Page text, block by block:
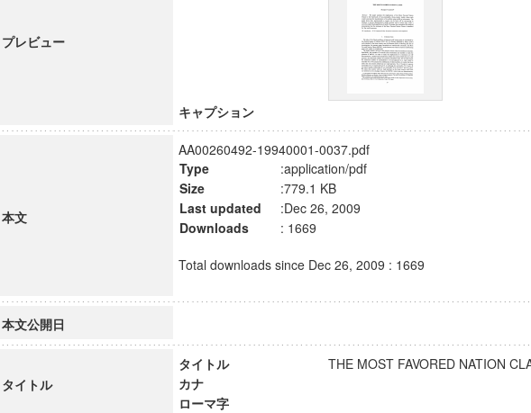
ト研究科
プレビュー
キャプション
本文
AA00260492-19940001-0037.pdf
Type
:application/pdf
Size
:779.1 KB
Last updated
:Dec 26, 2009
Downloads
: 1669
Total downloads since Dec 26, 2009 : 1669
本文公開日
タイトル
タイトル
THE MOST FAVORED NATION
カナ
ローマ字